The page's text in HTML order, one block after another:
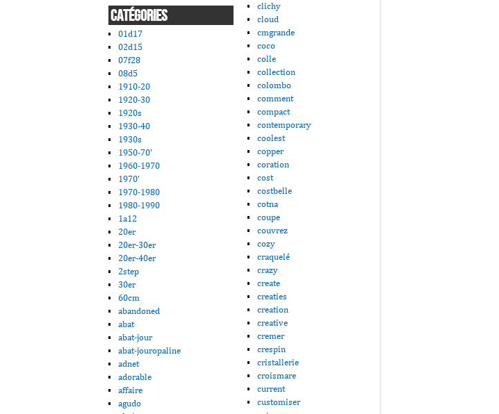
CATÉGORIES
01d17
02d15
07f28
08d5
1910-20
1920-30
1920s
1930-40
1930s
1950-70'
1960-1970
1970'
1970-1980
1980-1990
1a12
20er
20er-30er
20er-40er
2step
30er
60cm
abandoned
abat
abat-jour
abat-jouropaline
adnet
adorable
affaire
agudo
clichy
cloud
cmgrande
coco
colle
collection
colombo
comment
compact
contemporary
coolest
copper
coration
cost
costbelle
cotna
coupe
couvrez
cozy
craquelé
crazy
create
creaties
creation
creative
cremer
crespin
cristallerie
croismare
current
customiser